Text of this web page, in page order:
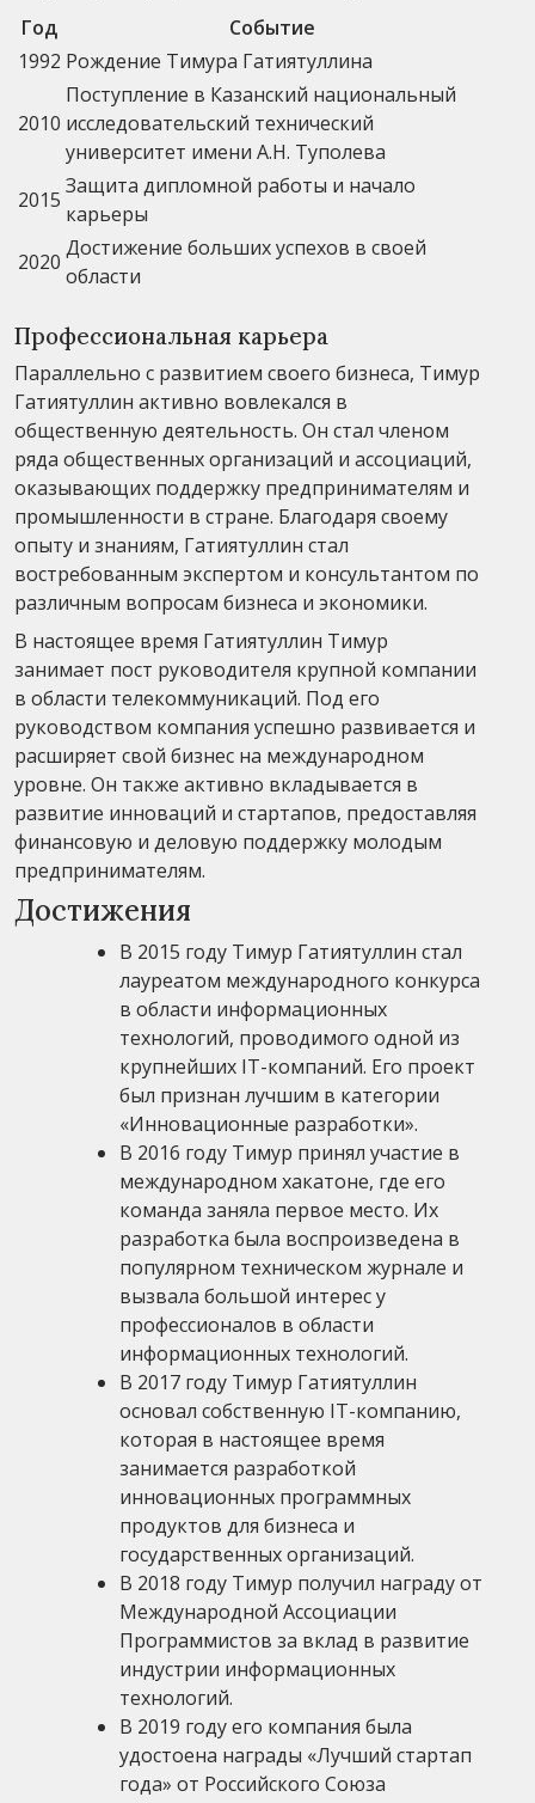
Год
Событие
1992 Рождение Тимура Гатиятуллина
2010
Поступление в Казанский национальный
исследовательский технический
университет имени А.Н. Туполева
2015
Защита дипломной работы и начало
карьеры
2020
Достижение больших успехов в своей
области
Профессиональная карьера
Параллельно с развитием своего бизнеса, Тимур
Гатиятуллин активно вовлекался в
общественную деятельность. Он стал членом
ряда общественных организаций и ассоциаций,
оказывающих поддержку предпринимателям и
промышленности в стране. Благодаря своему
опыту и знаниям, Гатиятуллин стал
востребованным экспертом и консультантом по
различным вопросам бизнеса и экономики.
В настоящее время Гатиятуллин Тимур
занимает пост руководителя крупной компании
в области телекоммуникаций. Под его
руководством компания успешно развивается и
расширяет свой бизнес на международном
уровне. Он также активно вкладывается в
развитие инноваций и стартапов, предоставляя
финансовую и деловую поддержку молодым
предпринимателям.
Достижения
В 2015 году Тимур Гатиятуллин стал
лауреатом международного конкурса
в области информационных
технологий, проводимого одной из
крупнейших IT-компаний. Его проект
был признан лучшим в категории
«Инновационные разработки».
В 2016 году Тимур принял участие в
международном хакатоне, где его
команда заняла первое место. Их
разработка была воспроизведена в
популярном техническом журнале и
вызвала большой интерес у
профессионалов в области
информационных технологий.
В 2017 году Тимур Гатиятуллин
основал собственную IT-компанию,
которая в настоящее время
занимается разработкой
инновационных программных
продуктов для бизнеса и
государственных организаций.
В 2018 году Тимур получил награду от
Международной Ассоциации
Программистов за вклад в развитие
индустрии информационных
технологий.
В 2019 году его компания была
удостоена награды «Лучший стартап
года» от Российского Союза